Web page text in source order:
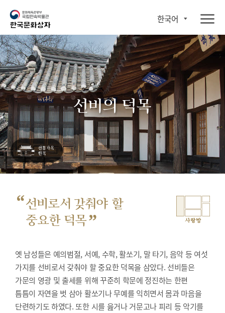
한국어
선비의 덕목
“선비로서 갖춰야 할
중요한 덕목” 사랑방
옛 남성들은 예의범절, 서예, 수학, 활쏘기, 말 타기, 음악 등 여섯
가지를 선비로서 갖춰야 할 중요한 덕목을 삼았다. 선비들은
가문의 영광 및 출세를 위해 꾸준히 학문에 정진하는 한편
틈틈이 자연을 벗 삼아 활쏘기나 무예를 익히면서 몸과 마음을
단련하기도 하였다. 또한 시를 읊거나 거문고나 피리 등 악기를